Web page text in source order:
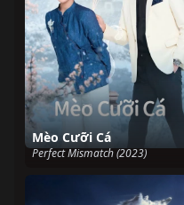
Mèo Cưỡi Cá
Perfect Mismatch (2023)